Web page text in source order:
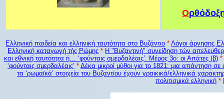
Ο
Ελληνική παιδεία και ελληνική ταυτότητα στο Βυζάντιο *Λόγοι άρνησης
Ελληνική καταγωγή τής Ρώμης * Η "Βυζαντινή" συνείδηση τών
και εθνική ταυτότητα ή… ‘φούνταις σμερδαλέαις’. Μέρος 3o: οι Απάτες (β) *
‘φούνταις σμερδαλέαις’ * Δέκα μικροί μύθοι για το 1821: μια απάντηση σε
τα ‘ρωμαϊκά’ στοιχεία του Βυζαντίου έχουν γραικικά/ελληνικά
πολιτισμικά ελληνική *